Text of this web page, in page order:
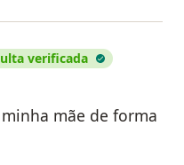
verificada
mãe de forma